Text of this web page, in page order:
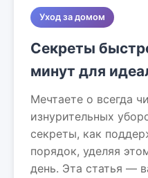
Уход за домом
Секреты
минут для
Мечтаете о всегда
изнурительных
секреты, как
порядок, уделяя
день. Эта статья —